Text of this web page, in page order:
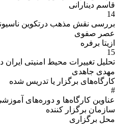
قاسم دینارانی
14
بررسی نقش مذهب درتکوین
عصر صفوی
ازیتا برفره
15
تحلیل تغییرات محیط امنیتی ایران
مهدی جاهدی
کارگاه‌های برگزار یا تدریس شده
#
عناوین کارگاه‌ها و دوره‌هاى
سازمان برگزار کننده
محل برگزارى